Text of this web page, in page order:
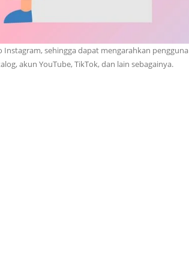
sehingga dapat mengarahkan pengguna
akun YouTube, TikTok, dan lain sebagainya.